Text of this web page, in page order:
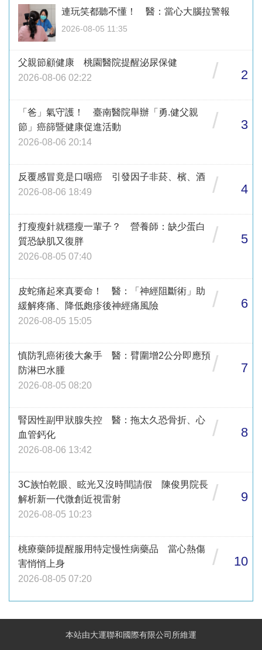
連玩笑都聽不懂！ 醫：當心大腦拉警報
2026-08-05 11:35
父親節顧健康 桃園醫院提醒泌尿保健
2026-08-06 02:22
/ 2
「爸」氣守護！ 臺南醫院舉辦「勇.健父親
節」癌篩暨健康促進活動
2026-08-06 20:14
/ 3
反覆感冒竟是口咽癌 引發因子非菸、檳、酒
2026-08-06 18:49
/ 4
打瘦瘦針就穩瘦一輩子？ 營養師：缺少蛋白
質恐缺肌又復胖
2026-08-05 07:40
/ 5
皮蛇痛起來真要命！ 醫：「神經阻斷術」助
緩解疼痛、降低皰疹後神經痛風險
2026-08-05 15:05
/ 6
慎防乳癌術後大象手 醫：臂圍增2公分即應預
防淋巴水腫
2026-08-05 08:20
/ 7
腎因性副甲狀腺失控 醫：拖太久恐骨折、心
血管鈣化
2026-08-06 13:42
/ 8
3C族怕乾眼、眩光又沒時間請假 陳俊男院長
解析新一代微創近視雷射
2026-08-05 10:23
/ 9
桃療藥師提醒服用特定慢性病藥品 當心熱傷
害悄悄上身
2026-08-05 07:20
/ 10
本站由大運聯和國際有限公司所維運